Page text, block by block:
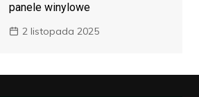
panele winylowe
2 listopada 2025